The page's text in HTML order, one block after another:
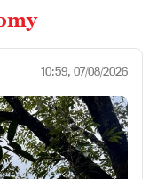
10:59, 07/08/2026